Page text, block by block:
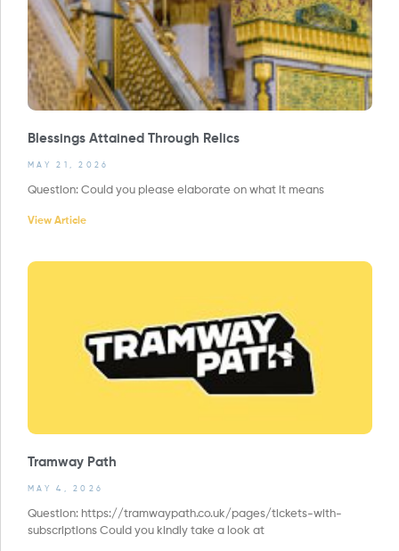
Blessings Attained Through Relics
MAY 21, 2026
Question: Could you please elaborate on what it means
View Article
Tramway Path
MAY 4, 2026
Question: https://tramwaypath.co.uk/pages/tickets-with-
subscriptions Could you kindly take a look at